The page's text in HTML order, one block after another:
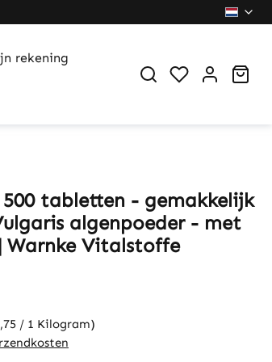
rekening
You have 0
tabletten - gemakkelijk
algenpoeder - met
Warnke Vitalstoffe
/ 1 Kilogram)